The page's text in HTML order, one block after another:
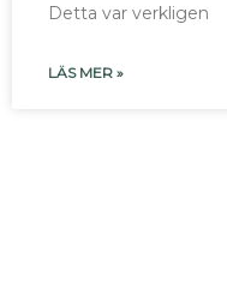
Detta var verkligen
LÄS MER »